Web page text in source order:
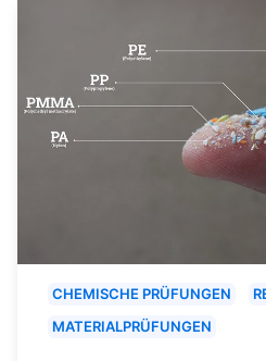
CHEMISCHE PRÜFUNGEN
MATERIALPRÜFUNGEN